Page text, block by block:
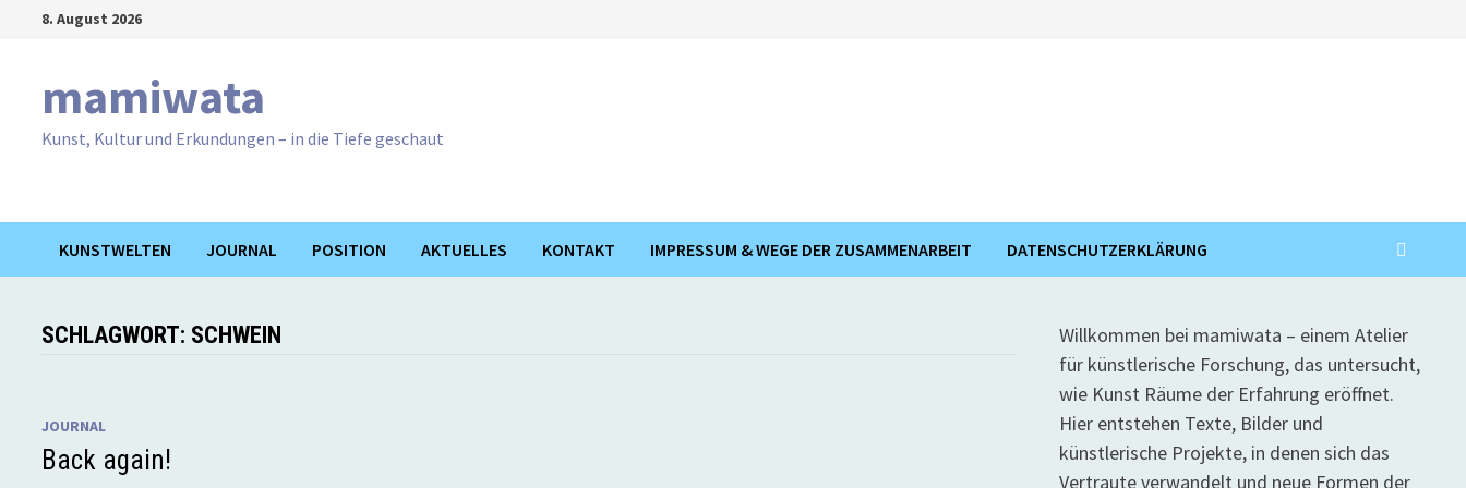
8. August 2026
mamiwata
Kunst, Kultur und Erkundungen – in die Tiefe geschaut
KUNSTWELTEN JOURNAL POSITION AKTUELLES KONTAKT IMPRESSUM & WEGE DER ZUSAMMENARBEIT DATENSCHUTZERKLÄRUNG
SCHLAGWORT: SCHWEIN
JOURNAL
Back again!
Willkommen bei mamiwata – einem Atelier
für künstlerische Forschung, das untersucht,
wie Kunst Räume der Erfahrung eröffnet.
Hier entstehen Texte, Bilder und
künstlerische Projekte, in denen sich das
Vertraute verwandelt und neue Formen der